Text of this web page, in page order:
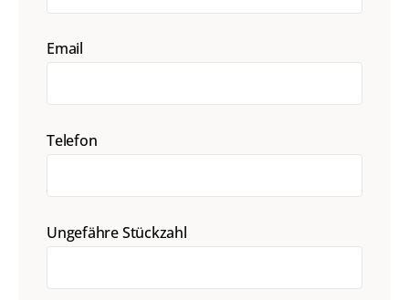
Email
Telefon
Ungefähre Stückzahl